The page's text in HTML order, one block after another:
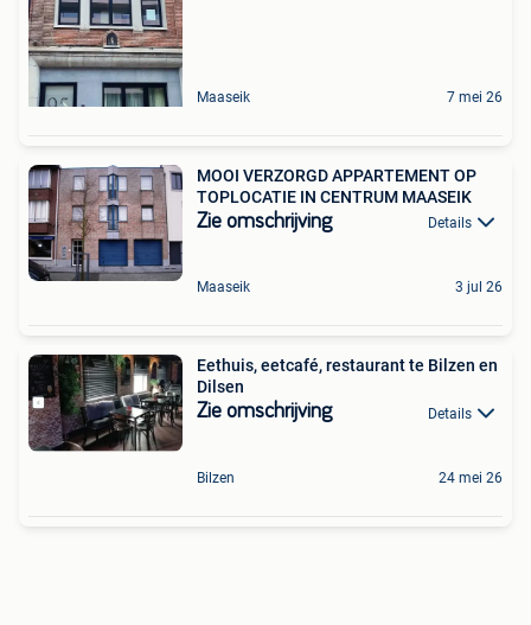
Maaseik 7 mei 26
MOOI VERZORGD APPARTEMENT OP
TOPLOCATIE IN CENTRUM MAASEIK
Zie omschrijving Details
Maaseik 3 jul 26
Eethuis, eetcafé, restaurant te Bilzen en
Dilsen
Zie omschrijving Details
Bilzen 24 mei 26